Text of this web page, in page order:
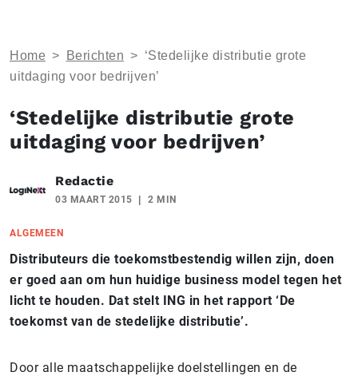
Home > Berichten > ‘Stedelijke distributie grote
uitdaging voor bedrijven’
‘Stedelijke distributie grote
uitdaging voor bedrijven’
Redactie
03 MAART 2015 2 MIN
ALGEMEEN
Distributeurs die toekomstbestendig willen zijn, doen
er goed aan om hun huidige business model tegen het
licht te houden. Dat stelt ING in het rapport ‘De
toekomst van de stedelijke distributie’.
Door alle maatschappelijke doelstellingen en de